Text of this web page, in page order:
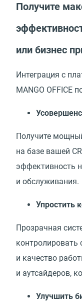
Получите
или бизнес
Интеграция с
MANGO OFFICE
Получите
на базе вашей
эффективность
и обслуживания.
Упростить
Прозрачная
контролировать
и качество
и аутсайдеров,
Улучшить